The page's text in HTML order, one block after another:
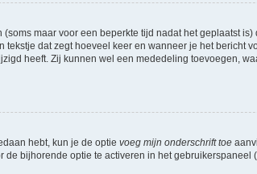
maar voor een beperkte tijd nadat het geplaatst is)
dat zegt hoeveel keer en wanneer je het bericht
heeft. Zij kunnen wel een mededeling toevoegen,
hebt, kun je de optie voeg mijn onderschrift toe
bijhorende optie te activeren in het gebruikerspaneel